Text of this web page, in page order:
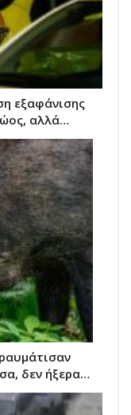
εξαφάνισης
αλλά…
δεν ήξερα…